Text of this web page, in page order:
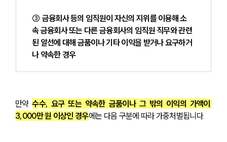
③ 금융회사 등의 임직원이 자신의 지위를 이용해 소
속 금융회사 또는 다른 금융회사의 임직원 직무와 관련
된 알선에 대해 금품이나 기타 이익을 받거나 요구하거
나 약속한 경우
만약 수수, 요구 또는 약속한 금품이나 그 밖의 이익의 가액이
3,000만 원 이상인 경우에는 다음 구분에 따라 가중처벌됩니다.